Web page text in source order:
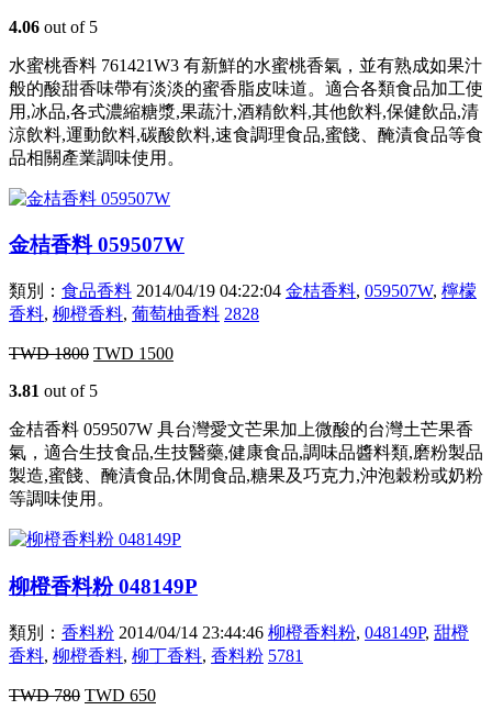
4.06 out of 5
水蜜桃香料 761421W3 有新鮮的水蜜桃香氣，並有熟成如果汁
般的酸甜香味帶有淡淡的蜜香脂皮味道。適合各類食品加工使
用,冰品,各式濃縮糖漿,果蔬汁,酒精飲料,其他飲料,保健飲品,清
涼飲料,運動飲料,碳酸飲料,速食調理食品,蜜餞、醃漬食品等食
品相關產業調味使用。
金桔香料 059507W
類別： 食品香料 2014/04/19 04:22:04 金桔香料, 059507W, 檸檬
香料, 柳橙香料, 葡萄柚香料 2828
TWD1800 TWD 1500
3.81 out of 5
金桔香料 059507W 具台灣愛文芒果加上微酸的台灣土芒果香
氣，適合生技食品,生技醫藥,健康食品,調味品醬料類,磨粉製品
製造,蜜餞、醃漬食品,休閒食品,糖果及巧克力,沖泡穀粉或奶粉
等調味使用。
柳橙香料粉 048149P
類別： 香料粉 2014/04/14 23:44:46 柳橙香料粉, 048149P, 甜橙
香料, 柳橙香料, 柳丁香料, 香料粉 5781
TWD780 TWD 650